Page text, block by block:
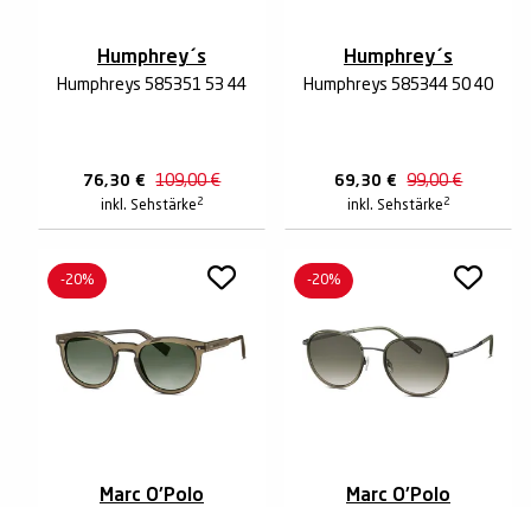
Humphrey´s
Humphreys 585351 53 44
76,30 € 109,00€
inkl. Sehstärke 2
Humphrey´s
Humphreys 585344 50 40
69,30 € 99,00€
inkl. Sehstärke 2
Marc O'Polo
-20%
Marc O'Polo
-20%